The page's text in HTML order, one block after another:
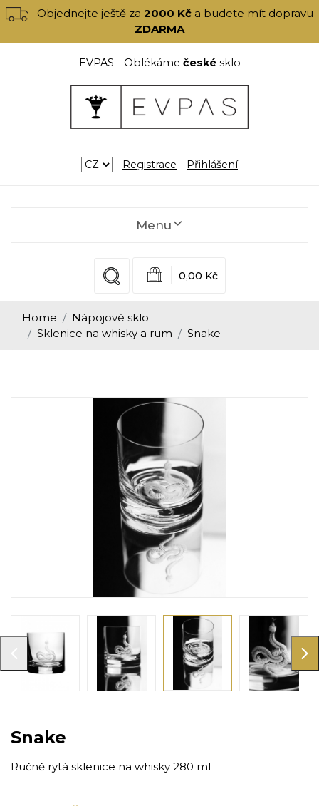
Objednejte ještě za2000 Kč a budete mít dopravu
ZDARMA
EVPAS - Oblékáme českésklo
Registrace Přihlášení
Menu
0,00 Kč
Home
Nápojové sklo
Sklenice na whisky a rum
Snake
Snake
Ručně rytá sklenice na whisky 280 ml